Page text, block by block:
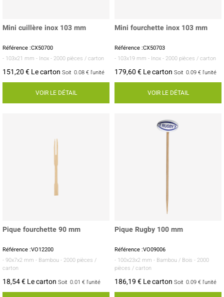
Mini cuillère inox 103 mm
Référence :CX50700
- 103x21 mm - Inox- 2000 pièces / carton
151,20 € Le carton Soit 0.08 € l'unité
VOIR LE DÉTAIL
Mini fourchette inox 103 mm
Référence :CX50703
- 103x19 mm - Inox- 2000 pièces / carton
179,60 € Le carton Soit 0.09 € l'unité
VOIR LE DÉTAIL
Pique fourchette 90 mm
Référence :VO12200
- 90x7x2 mm - Bambou - 2000 pièces /
carton
18,54 € Le carton Soit 0.01 € l'unité
Pique Rugby 100 mm
Référence :VO09006
- 100x23x2 mm - Bambou / Bois - 2000
pièces / carton
186,19 € Le carton Soit 0.09 € l'unité